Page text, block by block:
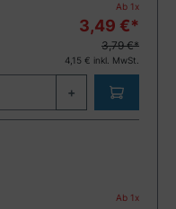
Ab 1 x
3,49 €*
3,79 €*
4,15 € inkl. MwSt.
+
Ab 1 x